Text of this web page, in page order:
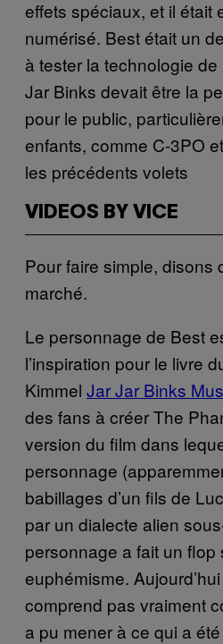
effets spéciaux, et il était
numérisé. Best était un
à tester la technologie
Jar Binks devait être la
pour le public,
enfants, comme C-3PO
les précédents volets
VIDEOS BY VICE
Pour faire simple, disons
marché.
Le personnage de Best
l’inspiration pour le livre
Kimmel Jar Jar Binks
des fans à créer The
version du film dans
personnage
babillages d’un fils de
par un dialecte alien
personnage a fait un flop
euphémisme.
comprend pas vraiment
a pu mener à ce qui a